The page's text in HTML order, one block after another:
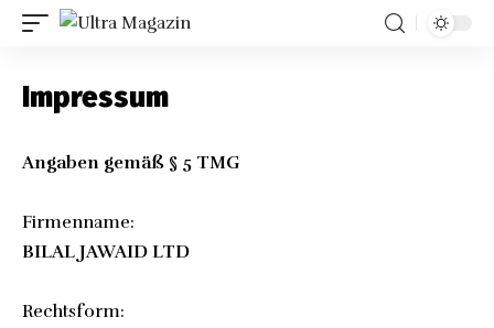
Impressum
Angaben gemäß § 5 TMG
Firmenname:
BILAL JAWAID LTD
Rechtsform: